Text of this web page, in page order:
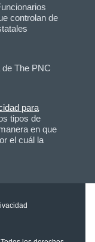
controlan de
de The PNC
para
tipos de
en que
el cuál la